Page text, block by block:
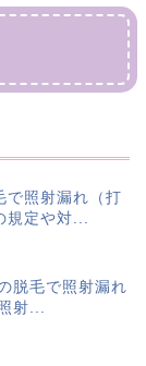
で照射漏れ（打
規定や対...
脱毛で照射漏れ
射...